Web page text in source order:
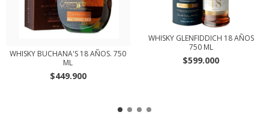
WHISKY BUCHANA'S 18 AÑOS. 750
ML
$449.900
WHISKY GLENFIDDICH 18 AÑOS
750 ML
$599.000